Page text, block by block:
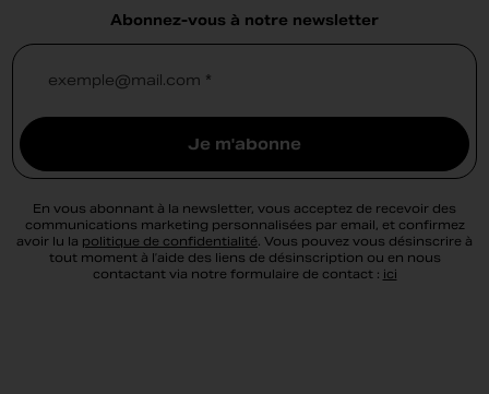
Abonnez-vous à notre newsletter
exemple@mail.com *
Je m'abonne
En vous abonnant à la newsletter, vous acceptez de recevoir des
communications marketing personnalisées par email, et confirmez
avoir lu la politique de confidentialité. Vous pouvez vous désinscrire à
tout moment à l’aide des liens de désinscription ou en nous
contactant via notre formulaire de contact : ici